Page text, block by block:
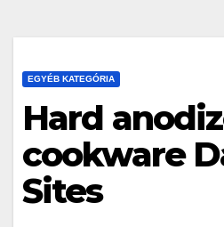
EGYÉB KATEGÓRIA
Hard
cookware
Sites